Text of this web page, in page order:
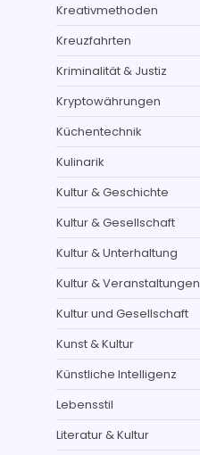
Kreativmethoden
Kreuzfahrten
Kriminalität & Justiz
Kryptowährungen
Küchentechnik
Kulinarik
Kultur & Geschichte
Kultur & Gesellschaft
Kultur & Unterhaltung
Kultur & Veranstaltungen
Kultur und Gesellschaft
Kunst & Kultur
Künstliche Intelligenz
Lebensstil
Literatur & Kultur